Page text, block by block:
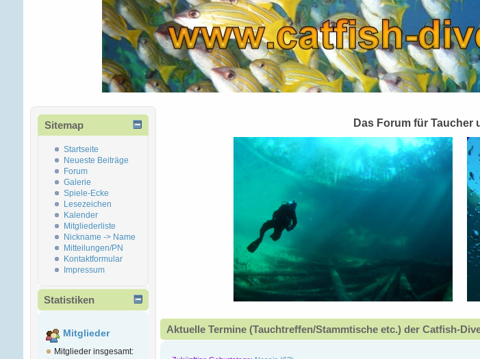
Sitemap
Startseite
Neueste Beiträge
Forum
Galerie
Spiele-Ecke
Lesezeichen
Kalender
Mitgliederliste
Nickname -> Name
Mitteilungen/PN
Kontaktformular
Impressum
Statistiken
Mitglieder
Mitglieder insgesamt:
Das Forum für Taucher
Aktuelle Termine (Tauchtreffen/Stammtische etc.) der Catfish-